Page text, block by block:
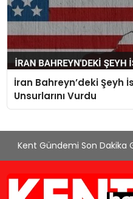
İran Bahreyn’deki Şeyh
Unsurlarını Vurdu
Kent Gündemi Son Dakika